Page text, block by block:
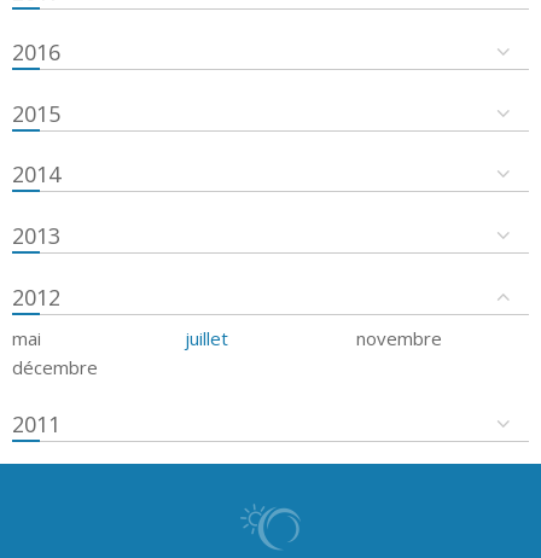
2016
2015
2014
2013
2012
mai juillet
novembre
décembre
2011